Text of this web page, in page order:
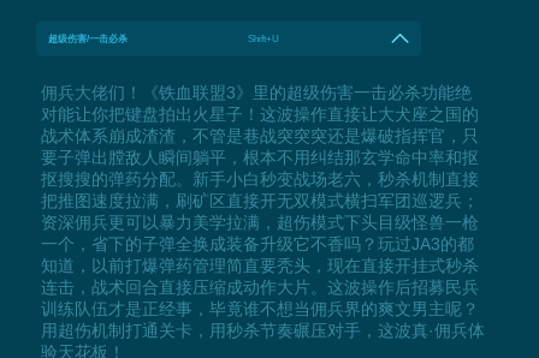
超级伤害/一击必杀 Shift+U
佣兵大佬们！《铁血联盟3》里的超级伤害一击必杀功能绝
对能让你把键盘拍出火星子！这波操作直接让大犬座之国的
战术体系崩成渣渣，不管是巷战突突突还是爆破指挥官，只
要子弹出膛敌人瞬间躺平，根本不用纠结那玄学命中率和抠
抠搜搜的弹药分配。新手小白秒变战场老六，秒杀机制直接
把推图速度拉满，刷矿区直接开无双模式横扫军团巡逻兵；
资深佣兵更可以暴力美学拉满，超伤模式下头目级怪兽一枪
一个，省下的子弹全换成装备升级它不香吗？玩过JA3的都
知道，以前打爆弹药管理简直要秃头，现在直接开挂式秒杀
连击，战术回合直接压缩成动作大片。这波操作后招募民兵
训练队伍才是正经事，毕竟谁不想当佣兵界的爽文男主呢？
用超伤机制打通关卡，用秒杀节奏碾压对手，这波真·佣兵体
验天花板！